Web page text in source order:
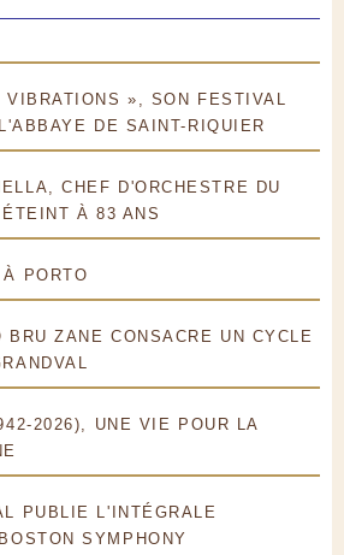
», SON FESTIVAL
DE SAINT-RIQUIER
CHEF D'ORCHESTRE DU
À 83 ANS
PORTO
ZANE CONSACRE UN CYCLE
2026), UNE VIE POUR LA
PUBLIE L'INTÉGRALE
SYMPHONY